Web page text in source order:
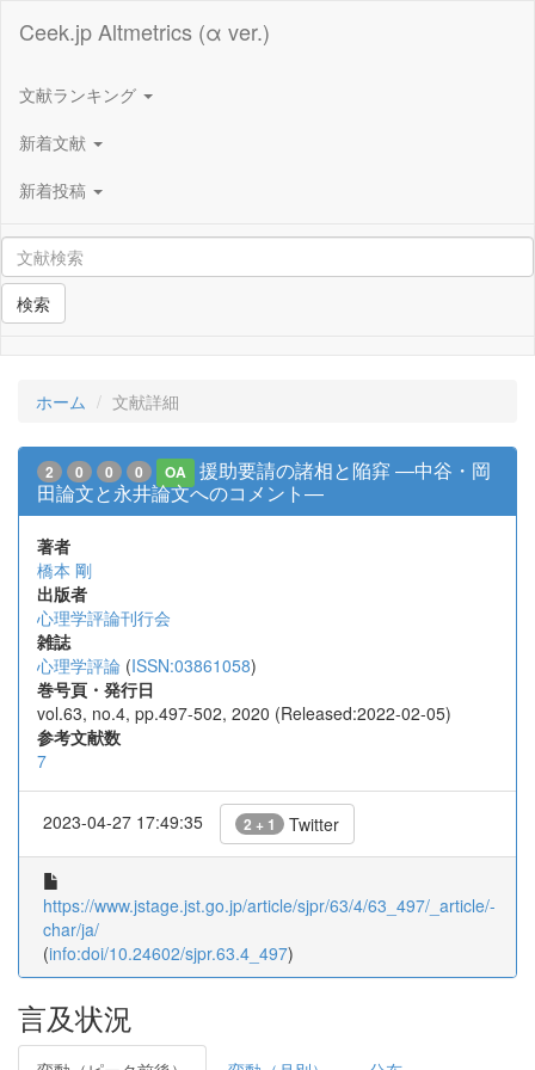
Ceek.jp Altmetrics (α ver.)
文献ランキング
新着文献
新着投稿
検索
ホーム 文献詳細
2 0 0 0 OA
援助要請の諸相と陥穽 ―中谷・岡
田論文と永井論文へのコメント―
著者
橋本 剛
出版者
心理学評論刊行会
雑誌
心理学評論 (ISSN:03861058)
巻号頁・発行日
vol.63, no.4, pp.497-502, 2020 (Released:2022-02-05)
参考文献数
7
2023-04-27 17:49:35 2 + 1 Twitter
https://www.jstage.jst.go.jp/article/sjpr/63/4/63_497/_article/-
char/ja/
(info:doi/10.24602/sjpr.63.4_497)
言及状況